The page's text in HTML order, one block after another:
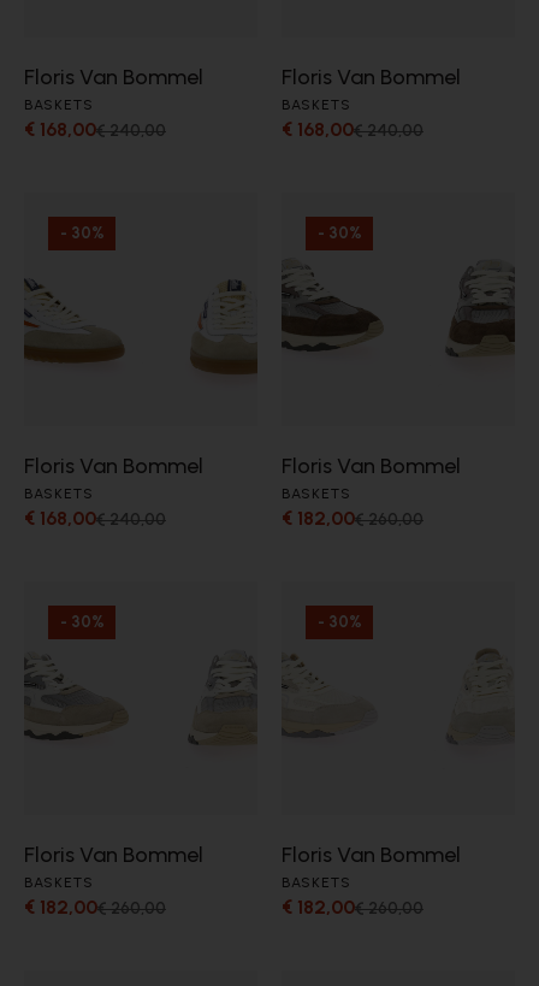
Floris Van Bommel
BASKETS
€ 168,00€ 240,00
Floris Van Bommel
BASKETS
€ 168,00€ 240,00
- 30%
Floris Van Bommel
BASKETS
€ 168,00€ 240,00
- 30%
Floris Van Bommel
BASKETS
€ 182,00€ 260,00
- 30%
Floris Van Bommel
BASKETS
€ 182,00€ 260,00
- 30%
Floris Van Bommel
BASKETS
€ 182,00€ 260,00